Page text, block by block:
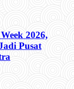
2026,
Pusat